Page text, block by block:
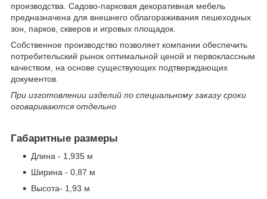
производства. Садово-парковая декоративная мебель
предназначена для внешнего облагораживания пешеходных
зон, парков, скверов и игровых площадок.
Собственное производство позволяет компании обеспечить
потребительский рынок оптимальной ценой и первоклассным
качеством, на основе существующих подтверждающих
документов.
При изготовлении изделий по специальному заказу сроки
оговариваются отдельно
Габаритные размеры
Длина - 1,935 м
Ширина - 0,87 м
Высота- 1,93 м